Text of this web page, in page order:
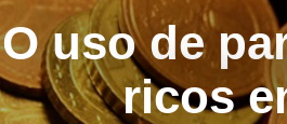
O uso de
ricos